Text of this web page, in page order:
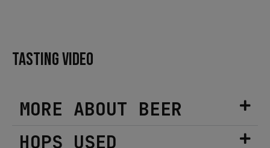
MORE ABOUT BEER
HOPS USED
TASTING VIDEO